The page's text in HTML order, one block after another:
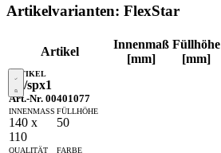
Artikelvarianten: FlexStar
Artikel
Innenmaß
[mm]
Füllhöhe
[mm]
SF/spx1
Art.-Nr. 00401077
140 x
110
50